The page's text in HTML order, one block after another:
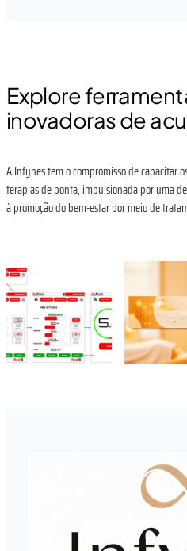
Explore
inovadoras de
A Infynes tem o compromisso de capacitar
terapias de ponta, impulsionada por uma
à promoção do bem-estar por meio de